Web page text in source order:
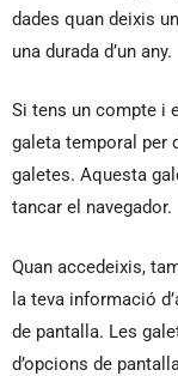
dades quan deixis
una durada d’un any.
Si tens un compte i
galeta temporal per
galetes. Aquesta
tancar el navegador.
Quan accedeixis,
la teva informació
de pantalla. Les
d’opcions de